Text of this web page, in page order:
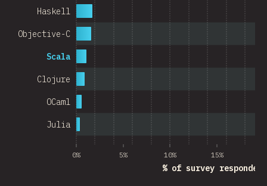
0% 5% 10% 15%
% of survey
Julia
OCaml
Clojure
Scala
Objective-C
Haskell